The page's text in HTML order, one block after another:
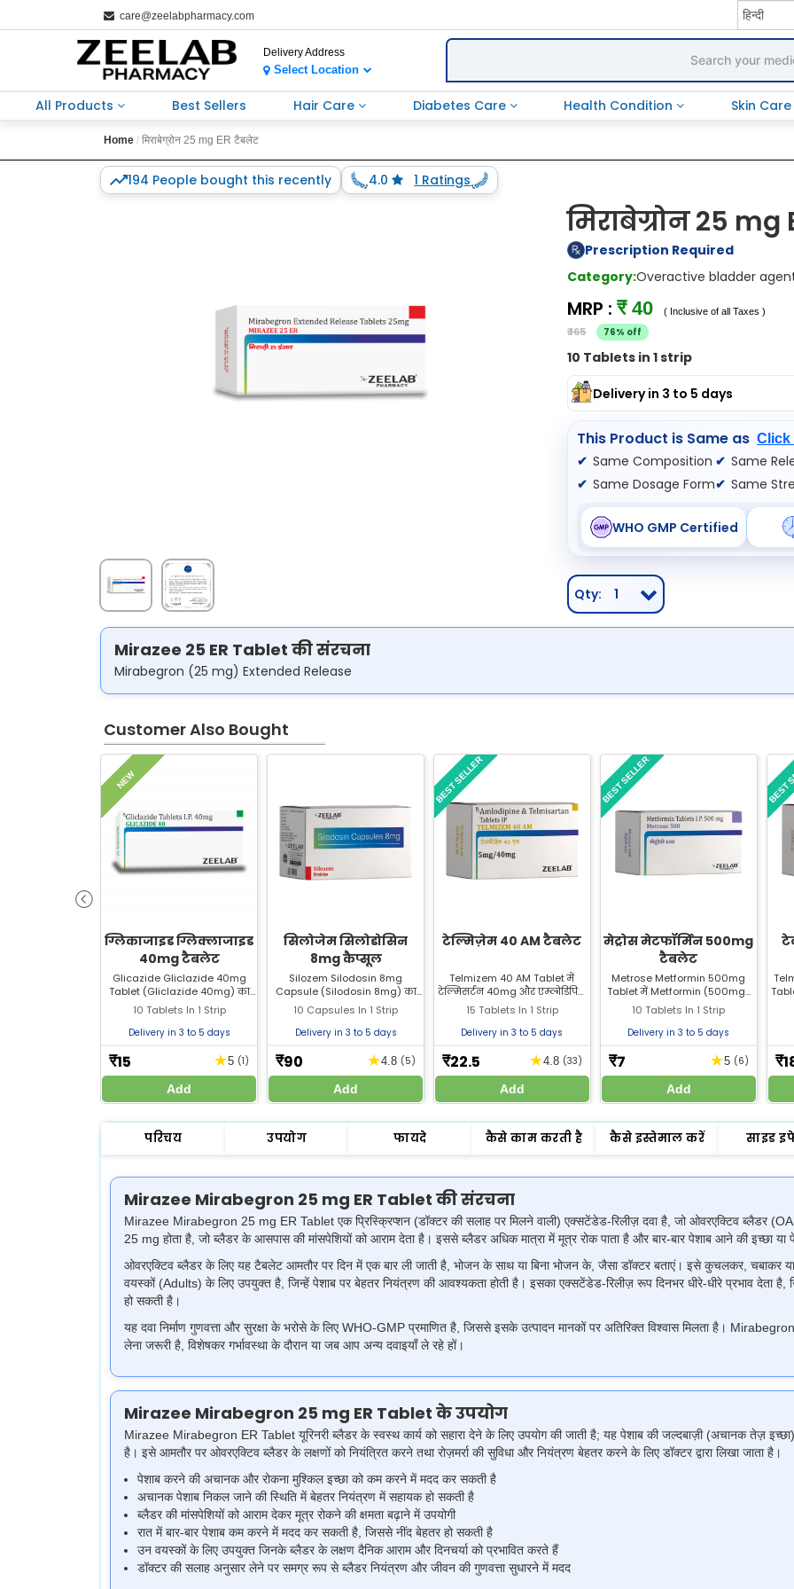
care@zeelabpharmacy.com
Delivery Address
Select Location
All Products Best Sellers Hair Care Diabetes Care Health Condition Skin Care
Home मिराबेग्रोन 25 mg ER टैबलेट
194 People bought this recently 4.0 1 Ratings
मिराबेग्रोन 25
Prescription Required
Category:Overactive bladder
MRP :₹ 40( Inclusive of all Taxes )
₹ 165 76% off
10 Tablets in 1 strip
Delivery in 3 to 5 days
This Product is Same asClick
Same Composition
Same Dosage Form
Same
Same
WHO GMP Certified
Qty: 1
Mirazee 25 ER Tablet की संरचना
Mirabegron (25 mg) Extended Release
Customer Also Bought
ग्लिकाजाइड ग्लिक्लाजाइड
40mg टैबलेट
Glicazide Gliclazide 40mg
Tablet (Gliclazide 40mg) का
उपयोग डायबिटीज टाइप-2 नियंत्रण
में किया जाता है। यह ब्लड शुगर
घटाकर शुगर लेवल को नियंत्रित
10 Tablets In 1 Strip
Delivery in 3 to 5 days
₹15 ★5 (1)
Add
NEW
सिलोजेम सिलोडोसिन
8mg कैप्सूल
Silozem Silodosin 8mg
Capsule (Silodosin 8mg) का
उपयोग प्रोस्टेट ग्रंथि की समस्या
(BPH) के इलाज में होता है। इसके
फायदे, खुराक और साइड इफेक्ट्स
10 Capsules In 1 Strip
Delivery in 3 to 5 days
₹90 ★4.8 (5)
Add
टेल्मिज़ेम 40 AM टैबलेट
Telmizem 40 AM Tablet में
टेल्मिसर्टन 40mg और एम्लोडिपिन
5mg शामिल हैं। यह हाई ब्लड प्रेशर के
इलाज में उपयोगी है। Zeelab
Pharmacy से बेस्ट प्राइस पर खरीदें।
15 Tablets In 1 Strip
Delivery in 3 to 5 days
₹22.5 ★4.8 (33)
Add
BEST SELLER
मेट्रोस मेटफॉर्मिन 500mg
टैबलेट
Metrose Metformin 500mg
Tablet में Metformin (500mg)
है। यह टाइप 2 डायटीज में ब्लड शुगर
कंट्रोल के लिए उपयोगी है। Zeelab
Pharmacy से सबसे अच्छी कीमत
10 Tablets In 1 Strip
Delivery in 3 to 5 days
₹7 ★5 (6)
Add
BEST SELLER
₹
परिचय उपयोग फायदे कैसे काम करती है कैसे इस्तेमाल करें साइड
Mirazee Mirabegron 25 mg ER Tablet की संरचना
Mirazee Mirabegron 25 mg ER Tablet एक प्रिस्क्रिप्शन (डॉक्टर की सलाह पर मिलने वाली) एक्सटेंडेड-रिलीज़ दवा है, जो ओवरएक्टिव ब्लैडर
25 mg होता है, जो ब्लैडर के आसपास की मांसपेशियों को आराम देता है। इससे ब्लैडर अधिक मात्रा में मूत्र रोक पाता है और बार-बार पेशाब आने की इच्छा या
ओवरएक्टिव ब्लैडर के लिए यह टैबलेट आमतौर पर दिन में एक बार ली जाती है, भोजन के साथ या बिना भोजन के, जैसा डॉक्टर बताएं। इसे कुचलकर, चबाकर
वयस्कों (Adults) के लिए उपयुक्त है, जिन्हें पेशाब पर बेहतर नियंत्रण की आवश्यकता होती है। इसका एक्सटेंडेड-रिलीज़ रूप दिनभर धीरे-धीरे प्रभाव देता है,
हो सकती है।
यह दवा निर्माण गुणवत्ता और सुरक्षा के भरोसे के लिए WHO-GMP प्रमाणित है, जिससे इसके उत्पादन मानकों पर अतिरिक्त विश्वास मिलता है।
लेना जरूरी है, विशेषकर गर्भावस्था के दौरान या जब आप अन्य दवाइयाँ ले रहे हों।
Mirazee Mirabegron 25 mg ER Tablet के उपयोग
Mirazee Mirabegron ER Tablet यूरिनरी ब्लैडर के स्वस्थ कार्य को सहारा देने के लिए उपयोग की जाती है; यह पेशाब की जल्दबाज़ी (अचानक तेज़
है। इसे आमतौर पर ओवरएक्टिव ब्लैडर के लक्षणों को नियंत्रित करने तथा रोज़मर्रा की सुविधा और नियंत्रण बेहतर करने के लिए डॉक्टर द्वारा लिखा जाता है।
पेशाब करने की अचानक और रोकना मुश्किल इच्छा को कम करने में मदद कर सकती है
अचानक पेशाब निकल जाने की स्थिति में बेहतर नियंत्रण में सहायक हो सकती है
ब्लैडर की मांसपेशियों को आराम देकर मूत्र रोकने की क्षमता बढ़ाने में उपयोगी
रात में बार-बार पेशाब कम करने में मदद कर सकती है, जिससे नींद बेहतर हो सकती है
उन वयस्कों के लिए उपयुक्त जिनके ब्लैडर के लक्षण दैनिक आराम और दिनचर्या को प्रभावित करते हैं
डॉक्टर की सलाह अनुसार लेने पर समग्र रूप से ब्लैडर नियंत्रण और जीवन की गुणवत्ता सुधारने में मदद